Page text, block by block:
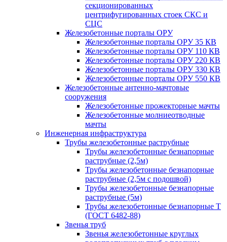
секционированных
центрифугированных стоек СКС и
СЦС
Железобетонные порталы ОРУ
Железобетонные порталы ОРУ 35 КВ
Железобетонные порталы ОРУ 110 КВ
Железобетонные порталы ОРУ 220 КВ
Железобетонные порталы ОРУ 330 КВ
Железобетонные порталы ОРУ 550 КВ
Железобетонные антенно-мачтовые
сооружения
Железобетонные прожекторные мачты
Железобетонные молниеотводные
мачты
Инженерная инфраструктура
Трубы железобетонные раструбные
Трубы железобетонные безнапорные
раструбные (2,5м)
Трубы железобетонные безнапорные
раструбные (2,5м с подошвой)
Трубы железобетонные безнапорные
раструбные (5м)
Трубы железобетонные безнапорные Т
(ГОСТ 6482-88)
Звенья труб
Звенья железобетонные круглых